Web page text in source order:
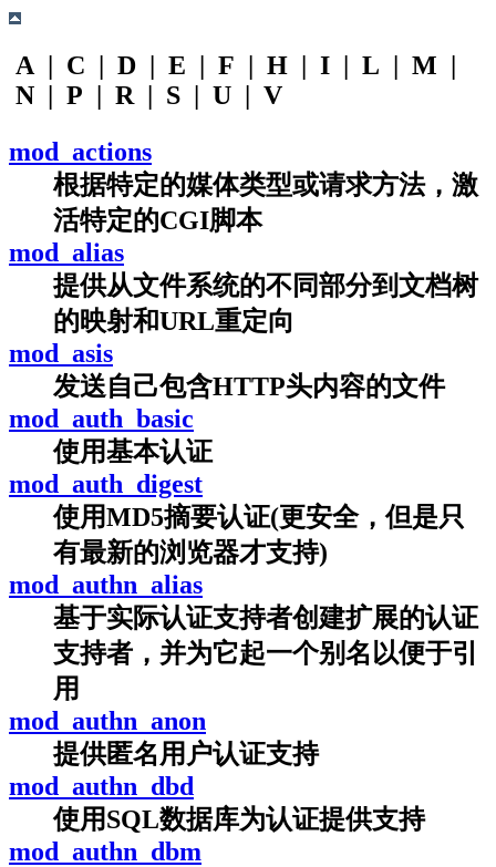
A | C | D | E | F | H | I | L | M |
N | P | R | S | U | V
mod_actions
根据特定的媒体类型或请求方法，激
活特定的CGI脚本
mod_alias
提供从文件系统的不同部分到文档树
的映射和URL重定向
mod_asis
发送自己包含HTTP头内容的文件
mod_auth_basic
使用基本认证
mod_auth_digest
使用MD5摘要认证(更安全，但是只
有最新的浏览器才支持)
mod_authn_alias
基于实际认证支持者创建扩展的认证
支持者，并为它起一个别名以便于引
用
mod_authn_anon
提供匿名用户认证支持
mod_authn_dbd
使用SQL数据库为认证提供支持
mod_authn_dbm